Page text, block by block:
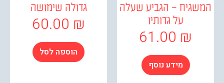
– הגביע שעלה
על גדותיו
61.00
מידע נוסף
גדולה שימושה
60.00
הוספה לסל